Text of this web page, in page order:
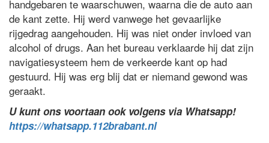
handgebaren te waarschuwen, waarna die de auto aan
de kant zette. Hij werd vanwege het gevaarlijke
rijgedrag aangehouden. Hij was niet onder invloed van
alcohol of drugs. Aan het bureau verklaarde hij dat zijn
navigatiesysteem hem de verkeerde kant op had
gestuurd. Hij was erg blij dat er niemand gewond was
geraakt.
U kunt ons voortaan ook volgens via Whatsapp!
https://whatsapp.112brabant.nl